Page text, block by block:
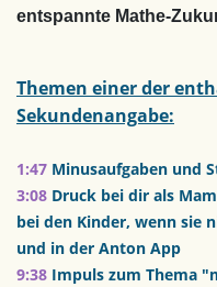
entspannte Mathe-
Themen einer der
Sekundenangabe:
1:47 Minusaufgaben und
3:08 Druck bei dir als
bei den Kinder, wenn sie
und in der Anton App
9:38 Impuls zum Thema